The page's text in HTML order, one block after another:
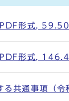
形式,
形式,
る共通事項（